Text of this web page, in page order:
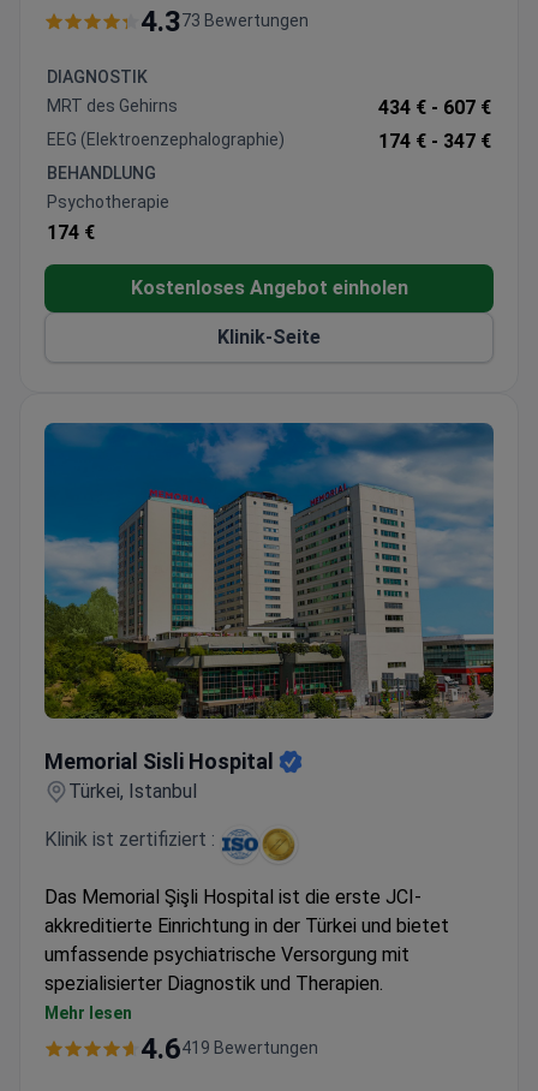
Diagnostik, einschließlich QEEG-Brain-Mapping und
Bietet umfassende stationäre Programme mit
Therapien wie Deep TMS, ECT und CBT
Behandelt ein breites Spektrum an Erkrankungen
Schizophrenie und Essstörungen
Verfügt über eine Johns Hopkins-Partnerschaft
und ISO-Zertifizierung für Qualitätsstandards
4.373 Bewertungen
DIAGNOSTIK
MRT des Gehirns
434 € - 607 €
EEG (Elektroenzephalographie) 174 € - 347 €
BEHANDLUNG
Psychotherapie
174 €
Kostenloses Angebot einholen
Klinik-Seite
Memorial Sisli Hospital
Türkei, Istanbul
Klinik ist zertifiziert :
Das Memorial Şişli Hospital ist die erste JCI-
akkreditierte Einrichtung in der Türkei und bietet
umfassende psychiatrische Versorgung mit
spezialisierter Diagnostik und Therapien.
Psychiatrische Konsultationen mit EEG- und
Gehirn-MRT-Diagnostik verfügbar
Mehr lesen
4.6419 Bewertungen